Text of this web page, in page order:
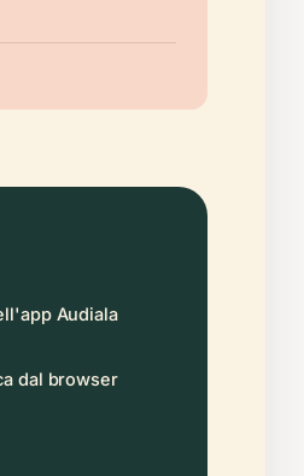
Audiala
dal browser